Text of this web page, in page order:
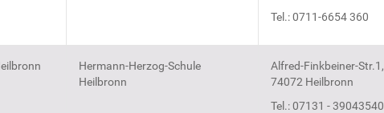
Tel.: 0711-6654 360
Hermann-Herzog-Schule
Heilbronn
Alfred-Finkbeiner-Str.1,
74072 Heilbronn
Tel.: 07131 - 39043540